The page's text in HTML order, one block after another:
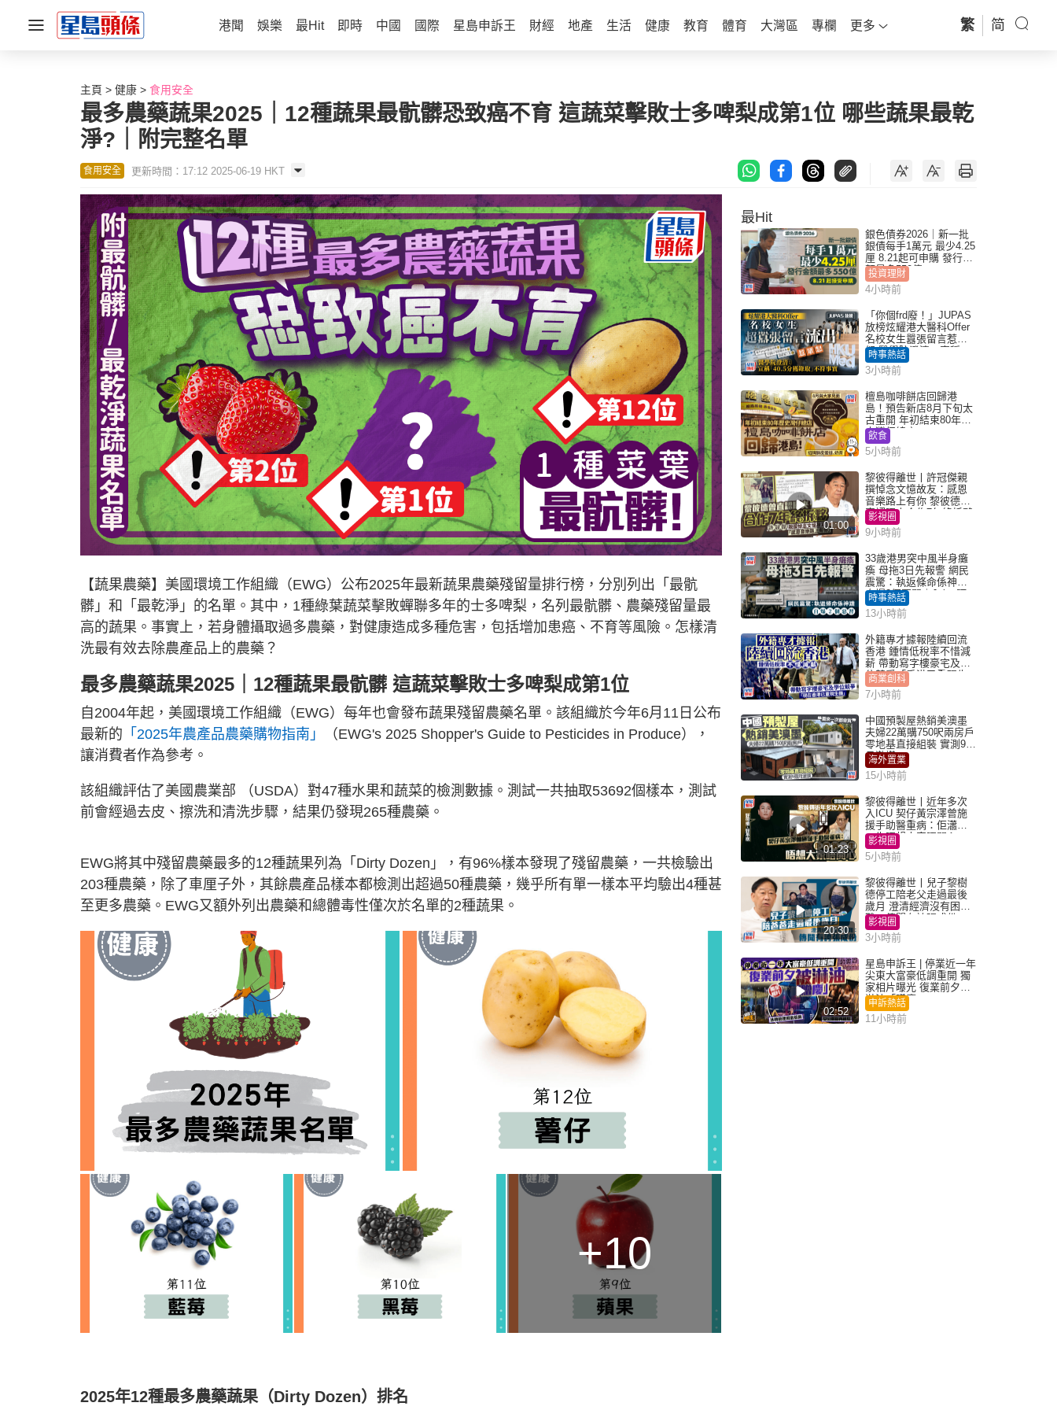
港聞 娛樂 最Hit 即時 中國 國際 星島申訴王 財經 地產 生活 健康 教育 體育 大灣區 專欄 更多 繁 简
主頁 健康 食用安全
最多農藥蔬果2025｜12種蔬果最骯髒恐致癌不育 這蔬菜擊敗士多啤梨成第1位 哪些蔬果最乾
淨?｜附完整名單
食用安全 更新時間：17:12 2025-06-19 HKT
【蔬果農藥】美國環境工作組織（EWG）公布2025年最新蔬果農藥殘留量排行榜，分別列出「最骯
髒」和「最乾淨」的名單。其中，1種綠葉蔬菜擊敗蟬聯多年的士多啤梨，名列最骯髒、農藥殘留量最
高的蔬果。事實上，若身體攝取過多農藥，對健康造成多種危害，包括增加患癌、不育等風險。怎樣清
洗最有效去除農產品上的農藥？
最多農藥蔬果2025｜12種蔬果最骯髒 這蔬菜擊敗士多啤梨成第1位
自2004年起，美國環境工作組織（EWG）每年也會發布蔬果殘留農藥名單。該組織於今年6月11日公布
最新的 「2025年農產品農藥購物指南」
（EWG's 2025 Shopper's Guide to Pesticides in Produce），
讓消費者作為參考。
該組織評估了美國農業部 （USDA）對47種水果和蔬菜的檢測數據。測試一共抽取53692個樣本，測試
前會經過去皮、擦洗和清洗步驟，結果仍發現265種農藥。
EWG將其中殘留農藥最多的12種蔬果列為「Dirty Dozen」，有96%樣本發現了殘留農藥，一共檢驗出
203種農藥，除了車厘子外，其餘農產品樣本都檢測出超過50種農藥，幾乎所有單一樣本平均驗出4種甚
至更多農藥。EWG又額外列出農藥和總體毒性僅次於名單的2種蔬果。
+10
2025年12種最多農藥蔬果（Dirty Dozen）排名
最Hit
銀色債券2026｜新一批
銀債每手1萬元 最少4.25
厘 8.21起可申購 發行金
額最多550億
投資理財
4小時前
「你個frd廢！」JUPAS
放榜炫耀港大醫科Offer
名校女生囂張留言惹眾
怒 醫學院澄清：宣稱
「40.5分獲錄取」不符事
實｜Juicy叮
時事熱話
3小時前
檀島咖啡餅店回歸港
島！預告新店8月下旬太
古重開 年初結束80年歷
史灣仔總店
飲食
5小時前
01:00
黎彼得離世丨許冠傑親
撰悼念文憶故友：感恩
音樂路上有你 黎彼德曾
直認唔夾合作7年終拆夥
影視圈
9小時前
33歲港男突中風半身癱
瘓 母拖3日先報警 網民
震驚：執返條命係神蹟
自爆2個惡習｜Juicy叮
時事熱話
13小時前
外籍專才據報陸續回流
香港 鍾情低稅率不惜減
薪 帶動寫字樓豪宅及學
位競爭「香港已重現生
機」
商業創科
7小時前
中國預製屋熱銷美澳墨
夫婦22萬購750呎兩房戶
零地基直接組裝 實測9個
月激讚
海外置業
15小時前
01:23
黎彼得離世丨近年多次
入ICU 契仔黃宗澤曾施
援手助醫重病：佢瀟灑
一生唔想大家唔開心
影視圈
5小時前
20:30
黎彼得離世丨兒子黎樹
德停工陪老父走過最後
歲月 澄清經濟沒有困
難：傳聞有誇張成份
影視圈
3小時前
02:52
星島申訴王 | 停業近一年
尖東大富豪低調重開 獨
家相片曝光 復業前夕被
淋油「贈慶」
申訴熱話
11小時前